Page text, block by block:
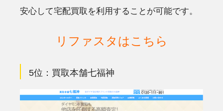
安心して宅配買取を利用することが可能です。
リファスタはこちら
5位：買取本舗七福神